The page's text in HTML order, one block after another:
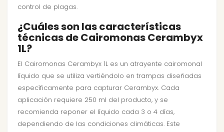
control de plagas.
¿Cuáles son las características
técnicas de Cairomonas Cerambyx
1L?
El Cairomonas Cerambyx 1L es un atrayente cairomonal
líquido que se utiliza vertiéndolo en trampas diseñadas
específicamente para capturar Cerambyx. Cada
aplicación requiere 250 ml del producto, y se
recomienda reponer el líquido cada 3 o 4 días,
dependiendo de las condiciones climáticas. Este